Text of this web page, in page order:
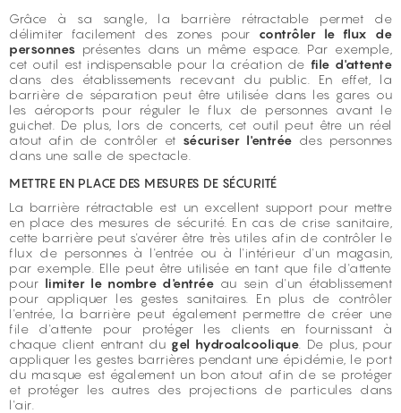
Grâce à sa sangle, la barrière rétractable permet de
délimiter facilement des zones pour contrôler le flux de
personnes présentes dans un même espace. Par exemple,
cet outil est indispensable pour la création de file d'attente
dans des établissements recevant du public. En effet, la
barrière de séparation peut être utilisée dans les gares ou
les aéroports pour réguler le flux de personnes avant le
guichet. De plus, lors de concerts, cet outil peut être un réel
atout afin de contrôler et sécuriser l'entrée des personnes
dans une salle de spectacle.
METTRE EN PLACE DES MESURES DE SÉCURITÉ
La barrière rétractable est un excellent support pour mettre
en place des mesures de sécurité. En cas de crise sanitaire,
cette barrière peut s'avérer être très utiles afin de contrôler le
flux de personnes à l'entrée ou à l'intérieur d'un magasin,
par exemple. Elle peut être utilisée en tant que file d'attente
pour limiter le nombre d'entrée au sein d'un établissement
pour appliquer les gestes sanitaires. En plus de contrôler
l'entrée, la barrière peut également permettre de créer une
file d'attente pour protéger les clients en fournissant à
chaque client entrant du gel hydroalcoolique . De plus, pour
appliquer les gestes barrières pendant une épidémie, le port
du masque est également un bon atout afin de se protéger
et protéger les autres des projections de particules dans
l'air.